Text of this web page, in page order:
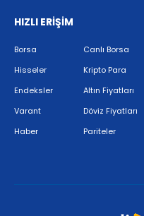
HIZLI ERİŞİM
Borsa
Hisseler
Endeksler
Varant
Haber
Canlı Borsa
Kripto Para
Altın Fiyatları
Döviz Fiyatları
Pariteler